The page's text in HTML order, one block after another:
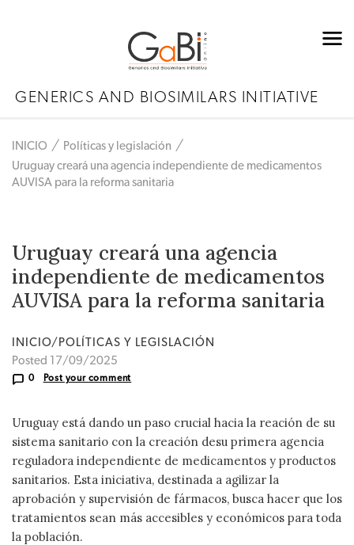
GENERICS AND BIOSIMILARS INITIATIVE
INICIO
Políticas y legislación
Uruguay creará una agencia independiente de medicamentos
AUVISA para la reforma sanitaria
Uruguay creará una agencia
independiente de medicamentos
AUVISA para la reforma sanitaria
INICIO/POLÍTICAS Y LEGISLACIÓN
Posted 17/09/2025
0 Post your comment
Uruguay está dando un paso crucial hacia la reación de su
sistema sanitario con la creación desu primera agencia
reguladora independiente de medicamentos y productos
sanitarios. Esta iniciativa, destinada a agilizar la
aprobación y supervisión de fármacos, busca hacer que los
tratamientos sean más accesibles y económicos para toda
la población.